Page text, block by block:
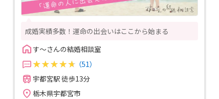
成婚実績多数！運命の出会いはここから始まる
す～さんの結婚相談室
（51）
宇都宮駅 徒歩13分
栃木県宇都宮市